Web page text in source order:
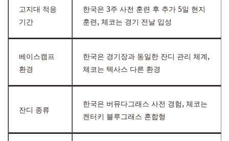
고지대 적응
기간
한국은 3주 사전 훈련 후 추가 5일 현지
훈련, 체코는 경기 전날 입성
베이스캠프
환경
한국은 경기장과 동일한 잔디 관리 체계,
체코는 텍사스 다른 환경
잔디 종류
한국은 버뮤다그래스 사전 경험, 체코는
켄터키 블루그래스 혼합형